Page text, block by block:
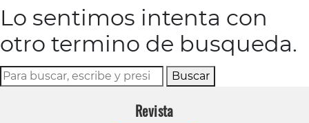
Lo sentimos intenta con
otro termino de busqueda.
Buscar
Revista